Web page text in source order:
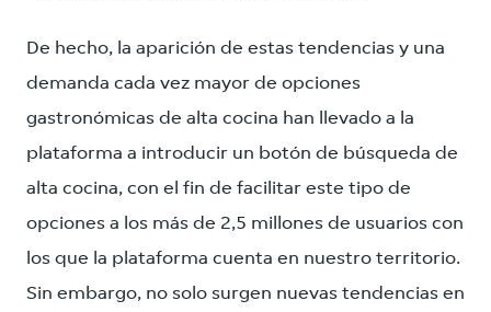
De hecho, la aparición de estas tendencias y una
demanda cada vez mayor de opciones
gastronómicas de alta cocina han llevado a la
plataforma a introducir un botón de búsqueda de
alta cocina, con el fin de facilitar este tipo de
opciones a los más de 2,5 millones de usuarios con
los que la plataforma cuenta en nuestro territorio.
Sin embargo, no solo surgen nuevas tendencias en